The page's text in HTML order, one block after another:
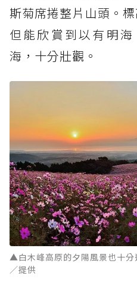
斯菊席捲整片山頭。
但能欣賞到以有明
海，十分壯觀。
▲白木峰高原的夕陽風景也十
／提供